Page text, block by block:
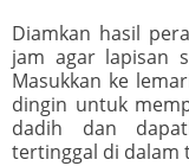
Diamkan hasil
jam agar lapisan
Masukkan ke
dingin untuk
dadih dan
tertinggal di dalam